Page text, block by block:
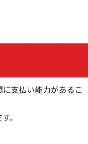
支払い能力があるこ
。